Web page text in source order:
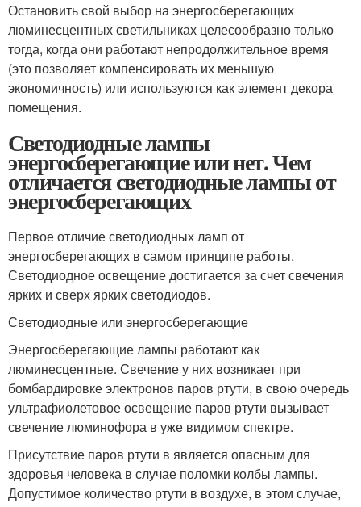
Остановить свой выбор на энергосберегающих
люминесцентных светильниках целесообразно только
тогда, когда они работают непродолжительное время
(это позволяет компенсировать их меньшую
экономичность) или используются как элемент декора
помещения.
Светодиодные лампы
энергосберегающие или нет. Чем
отличается светодиодные лампы от
энергосберегающих
Первое отличие светодиодных ламп от
энергосберегающих в самом принципе работы.
Светодиодное освещение достигается за счет свечения
ярких и сверх ярких светодиодов.
Светодиодные или энергосберегающие
Энергосберегающие лампы работают как
люминесцентные. Свечение у них возникает при
бомбардировке электронов паров ртути, в свою очередь
ультрафиолетовое освещение паров ртути вызывает
свечение люминофора в уже видимом спектре.
Присутствие паров ртути в является опасным для
здоровья человека в случае поломки колбы лампы.
Допустимое количество ртути в воздухе, в этом случае,